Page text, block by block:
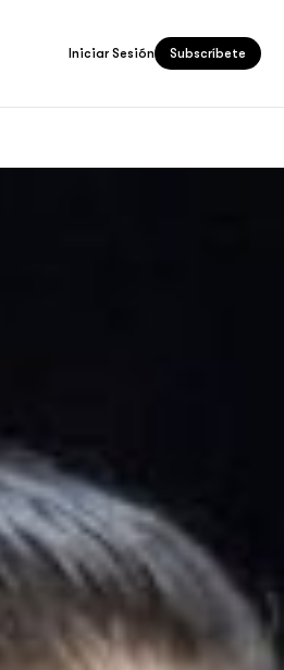
Iniciar Sesión Subscríbete